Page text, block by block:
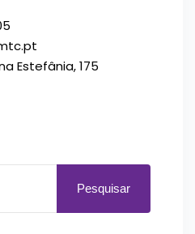
Estefânia, 175
Pesquisar